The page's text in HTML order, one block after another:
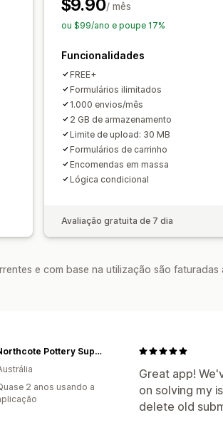
Dashboard
$9.90/ mês
ou $99/ano e poupe 17%
Funcionalidades
FREE+
Formulários ilimitados
1.000 envios/mês
2 GB de armazenamento
Limite de upload: 30 MB
Formulários de carrinho
Encomendas em massa
Lógica condicional
Avaliação gratuita de 7 dia
e com base na utilização são faturadas
Great app!
on solving my
delete old
Northcote Pottery Supplies
2 anos usando a